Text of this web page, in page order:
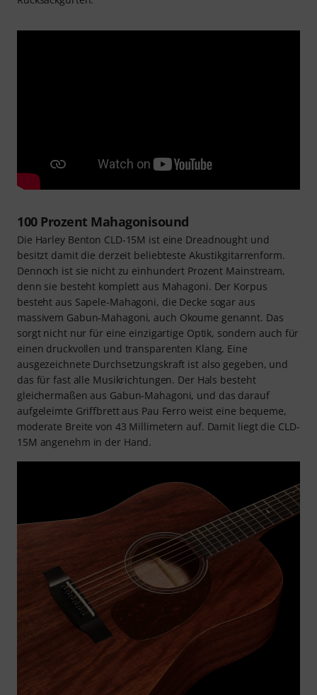
100 Prozent Mahagonisound
Die Harley Benton CLD-15M ist eine Dreadnought und
besitzt damit die derzeit beliebteste Akustikgitarrenform.
Dennoch ist sie nicht zu einhundert Prozent Mainstream,
denn sie besteht komplett aus Mahagoni. Der Korpus
besteht aus Sapele-Mahagoni, die Decke sogar aus
massivem Gabun-Mahagoni, auch Okoume genannt. Das
sorgt nicht nur für eine einzigartige Optik, sondern auch für
einen druckvollen und transparenten Klang. Eine
ausgezeichnete Durchsetzungskraft ist also gegeben, und
das für fast alle Musikrichtungen. Der Hals besteht
gleichermaßen aus Gabun-Mahagoni, und das darauf
aufgeleimte Griffbrett aus Pau Ferro weist eine bequeme,
moderate Breite von 43 Millimetern auf. Damit liegt die CLD-
15M angenehm in der Hand.